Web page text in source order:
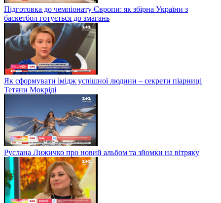
Підготовка до чемпіонату Європи: як збірна України з
баскетбол готується до змагань
Як сформувати імідж успішної людини – секрети піарниці
Тетяни Мокріді
Руслана Лижичко про новий альбом та зйомки на вітряку